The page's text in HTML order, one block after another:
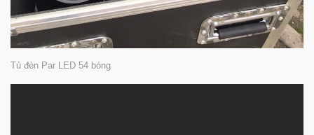
Tủ đèn Par LED 54 bóng